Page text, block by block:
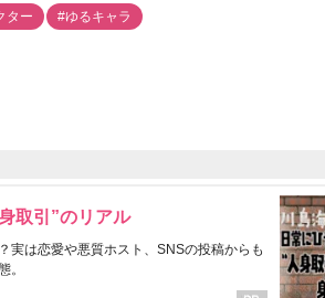
ター #ゆるキャラ
取引”のリアル
実は恋愛や悪質ホスト、SNSの投稿からも
。